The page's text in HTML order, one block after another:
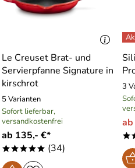
Le Creuset Brat- und
Servierpfanne Signature in
kirschrot
5 Varianten
Sofort lieferbar,
versandkostenfrei
ab 135,- €*
***** (34)
3